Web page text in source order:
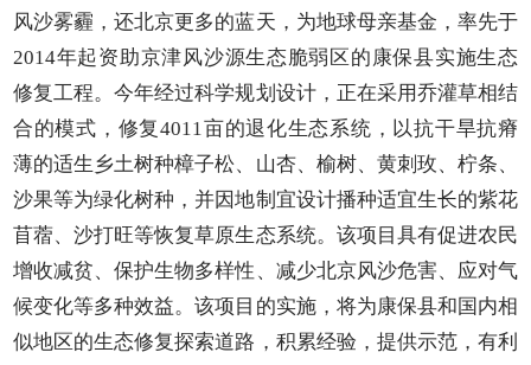
风沙雾霾，还北京更多的蓝天，为地球母亲基金，率先于
2014年起资助京津风沙源生态脆弱区的康保县实施生态
修复工程。今年经过科学规划设计，正在采用乔灌草相结
合的模式，修复4011亩的退化生态系统，以抗干旱抗瘠
薄的适生乡土树种樟子松、山杏、榆树、黄刺玫、柠条、
沙果等为绿化树种，并因地制宜设计播种适宜生长的紫花
苜蓿、沙打旺等恢复草原生态系统。该项目具有促进农民
增收减贫、保护生物多样性、减少北京风沙危害、应对气
候变化等多种效益。该项目的实施，将为康保县和国内相
似地区的生态修复探索道路，积累经验，提供示范，有利